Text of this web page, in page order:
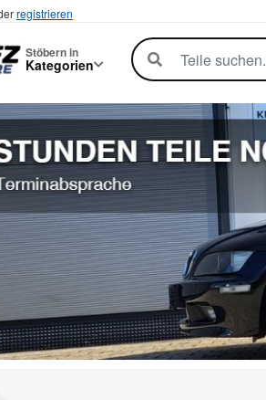
registrieren
Stöbern in
Kategorien